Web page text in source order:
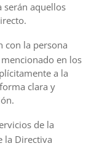
serán aquellos
con la persona
en los
a la
clara y
de la
la Directiva